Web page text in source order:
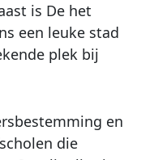
is De het
een leuke stad
plek bij
en
die